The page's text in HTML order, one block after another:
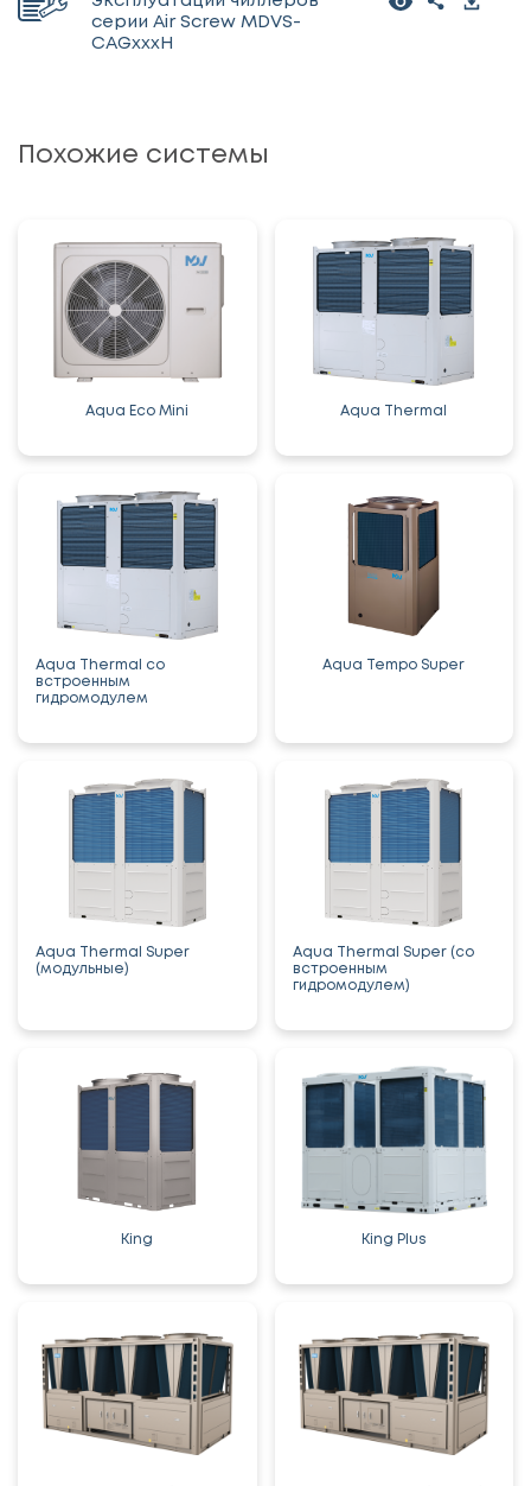
серии Air Screw MDVS-
CAGxxxH
Похожие системы
Aqua Eco Mini Aqua Thermal
Aqua Thermal со
встроенным
гидромодулем
Aqua Tempo Super
Aqua Thermal Super
(модульные)
Aqua Thermal Super (со
встроенным
гидромодулем)
King King Plus